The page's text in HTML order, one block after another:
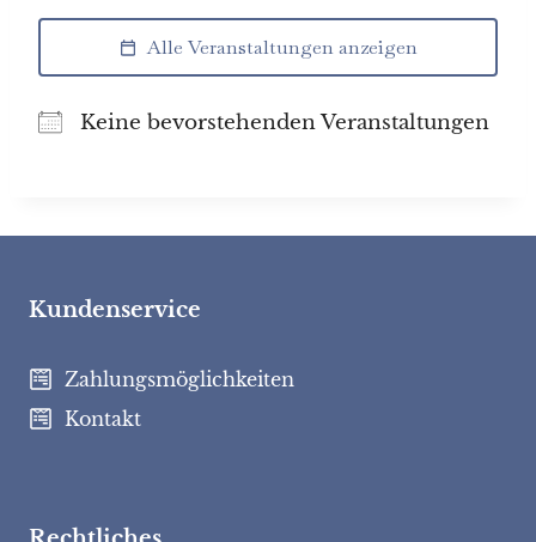
Alle Veranstaltungen anzeigen
Keine bevorstehenden Veranstaltungen
Kundenservice
Zahlungsmöglichkeiten
Kontakt